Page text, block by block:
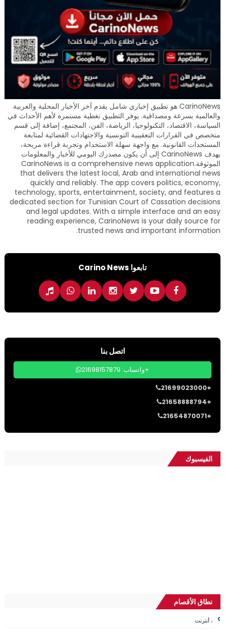
CarinoNews هو تطبيق إخباري شامل يقدم آخر الأخبار المحلية والعربية
والعالمية بسرعة ومصداقية. يوفر التطبيق تغطية مستمرة لأهم الأحداث في
السياسة، الاقتصاد، التكنولوجيا، الرياضة، الفن، المجتمع، إضافة إلى قسم
متخصص في القرارات التعقيبية التونسية والاجتهادات القضائية لمتابعة
المستجدات القانونية. مع واجهة سهلة الاستخدام وتجربة قراءة مريحة،
يهدف CarinoNews إلى أن يكون مصدرك اليومي للأخبار والمعلومات
الموثوقة.CarinoNews is a comprehensive news application
that delivers the latest local, Arab and international news
quickly and reliably. The app covers politics, economy,
technology, sports, entertainment, society, and features a
dedicated section for Tunisian Court of Cassation decisions
and legal updates. With a simple interface and an easy
reading experience, CarinoNews is your daily source for
trusted news and important information.
تابعوا Carino News
اتصل بنا
واتساب: 21698157879+
21699023000+
21658888794+
21654870071+
الفيسبوك
نطاق الأقصام
، أنترنت